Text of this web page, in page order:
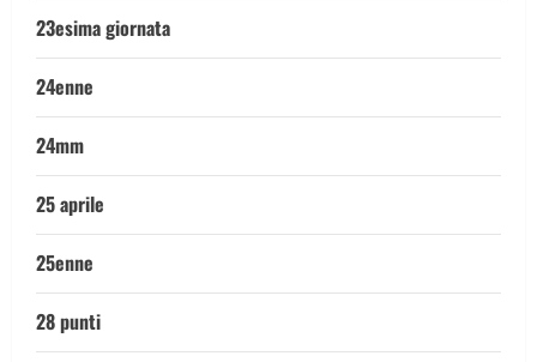
23esima giornata
24enne
24mm
25 aprile
25enne
28 punti